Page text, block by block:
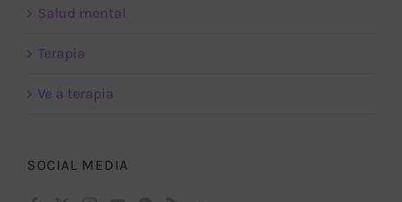
Salud mental
Terapia
Ve a terapia
SOCIAL MEDIA